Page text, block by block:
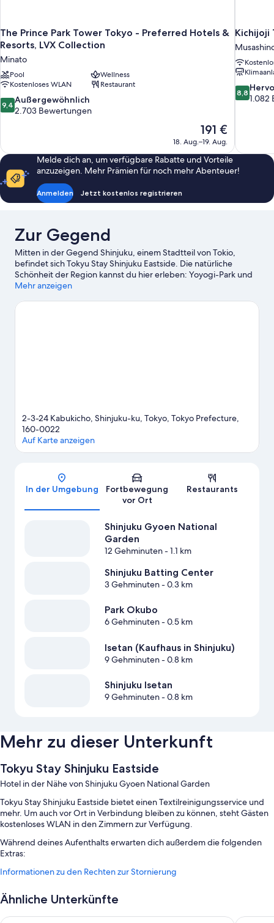
The Prince Park Tower Tokyo - Preferred Hotels &
Resorts, LVX Collection
Minato
Pool
Wellness
Kostenloses WLAN
Restaurant
9.4
von
Bewertungen
9,4 Außergewöhnlich
2.703 Bewertungen
Der
Preis
beträgt
191 €
191 €
18. Aug.–19. Aug.
Kichijoji
8.8
von
8,8
1.082
Melde dich an, um verfügbare Rabatte und Vorteile
anzuzeigen. Mehr Prämien für noch mehr Abenteuer!
Anmelden Jetzt kostenlos registrieren
Zur Gegend
Mitten in der Gegend Shinjuku, einem Stadtteil von Tokio,
befindet sich Tokyu Stay Shinjuku Eastside. Die natürliche
Schönheit der Region kannst du hier erleben: Yoyogi-Park und
Bucht von Tokio. Wenn aber eher beliebte Attraktionen auf
Shinjuku Gyoen National Garden und Tokyo Disneyland®. Lust
Mehr anzeigen
2-3-24 Kabukicho, Shinjuku-ku, Tokyo, Tokyo Prefecture,
160-0022
Auf Karte anzeigen
In der Umgebung
Fortbewegung
vor Ort
Restaurants
Shinjuku Gyoen National
Garden
12 Gehminuten- 1.1 km
Shinjuku Batting Center
3 Gehminuten- 0.3 km
Park Okubo
6 Gehminuten- 0.5 km
Isetan (Kaufhaus in Shinjuku)
9 Gehminuten- 0.8 km
Shinjuku Isetan
9 Gehminuten- 0.8 km
Mehr zu dieser Unterkunft
Tokyu Stay Shinjuku Eastside
Hotel in der Nähe von Shinjuku Gyoen National Garden
Tokyu Stay Shinjuku Eastside bietet einen Textilreinigungsservice und
mehr. Um auch vor Ort in Verbindung bleiben zu können, steht Gästen
kostenloses WLAN in den Zimmern zur Verfügung.
Während deines Aufenthalts erwarten dich außerdem die folgenden
Extras:
Ein Frühstücksbuffet (gegen Aufpreis), Gepäckaufbewahrung und
Ein Fernseher in der Lobby, ein Verkaufsautomat und ein Fahrstuhl
Eine rund um die Uhr besetzte Rezeption
Informationen zu den Rechten zur Stornierung
Ähnliche Unterkünfte